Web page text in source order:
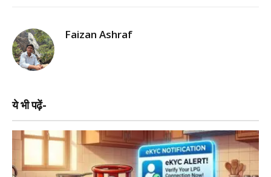
Faizan Ashraf
ये भी पढ़ें-